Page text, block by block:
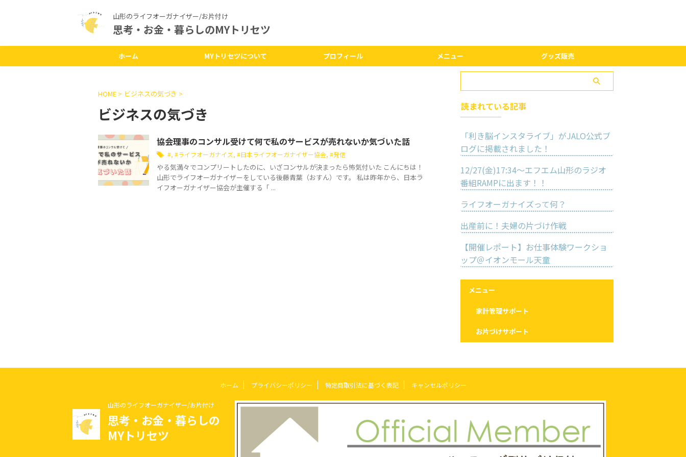
山形のライフオーガナイザー/お片付け
思考・お金・暮らしのMYトリセツ
ホーム MYトリセツについて プロフィール メニュー グッズ販売
HOME > ビジネスの気づき >
ビジネスの気づき
協会理事のコンサル受けて何で私のサービスが売れないか気づいた話
#, #ライフオーガナイズ, #日本ライフオーガナイザー協会, #発信
やる気満々でコンプリートしたのに、いざコンサルが決まったら怖気付いた こんにちは！
山形でライフオーガナイザーをしている後藤青葉（おすん）です。 私は昨年から、日本ラ
イフオーガナイザー協会が主催する「 ...
読まれている記事
「利き脳インスタライブ」がJALO公式ブ
ログに掲載されました！
12/27(金)17:34〜エフエム山形のラジオ
番組RAMPに出ます！！
ライフオーガナイズって何？
出産前に！夫婦の片づけ作戦
【開催レポート】お仕事体験ワークショ
ップ＠イオンモール天童
メニュー
家計管理サポート
お片づけサポート
ホーム プライバシーポリシー 特定商取引法に基づく表記 キャンセルポリシー
山形のライフオーガナイザー/お片付け
思考・お金・暮らしの
MYトリセツ